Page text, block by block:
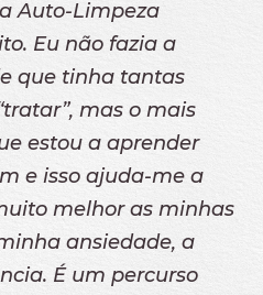
Auto-Limpeza
Eu não fazia a
que tinha tantas
mas o mais
estou a aprender
e isso ajuda-me a
melhor as minhas
ansiedade, a
É um percurso